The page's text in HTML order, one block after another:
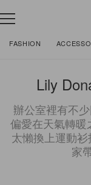
FASHION
Lily
辦公室裡有不
偏愛在天氣轉暖
太懶換上運動
家